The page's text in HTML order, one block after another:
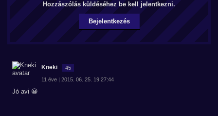
Hozzászólás küldéséhez be kell jelentkezni.
Bejelentkezés
Kneki 45
11 éve | 2015. 06. 25. 19:27:44
Jó avi 😀